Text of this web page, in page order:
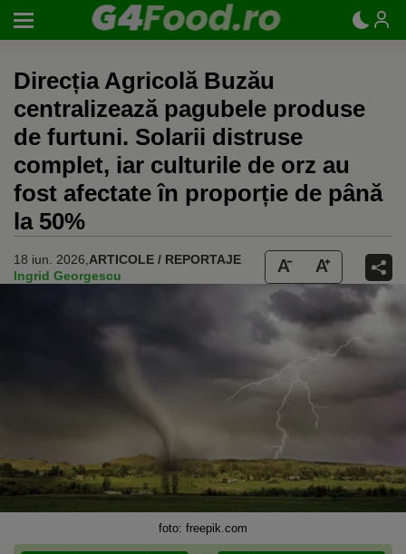
Direcția Agricolă Buzău
centralizează pagubele produse
de furtuni. Solarii distruse
complet, iar culturile de orz au
fost afectate în proporție de până
la 50%
18 iun. 2026, ARTICOLE / REPORTAJE
Ingrid Georgescu
foto: freepik.com